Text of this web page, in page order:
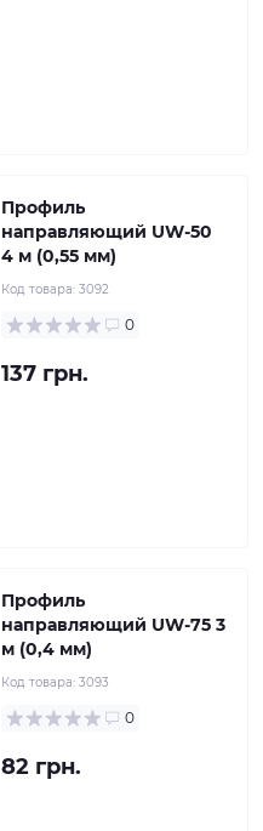
Профиль
направляющий UW-50
4 м (0,55 мм)
Код товара: 3092
0
137 грн.
Профиль
направляющий UW-75 3
м (0,4 мм)
Код товара: 3093
0
82 грн.